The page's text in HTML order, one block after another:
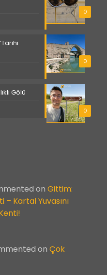
0
0
0
Gölü
on Gittim:
Kartal Yuvasını
on Çok